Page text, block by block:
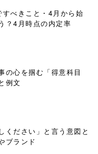
べきこと・4月から始
？4月時点の内定率
の心を掴む「得意科目
例文
ください」と言う意図と
ブランド